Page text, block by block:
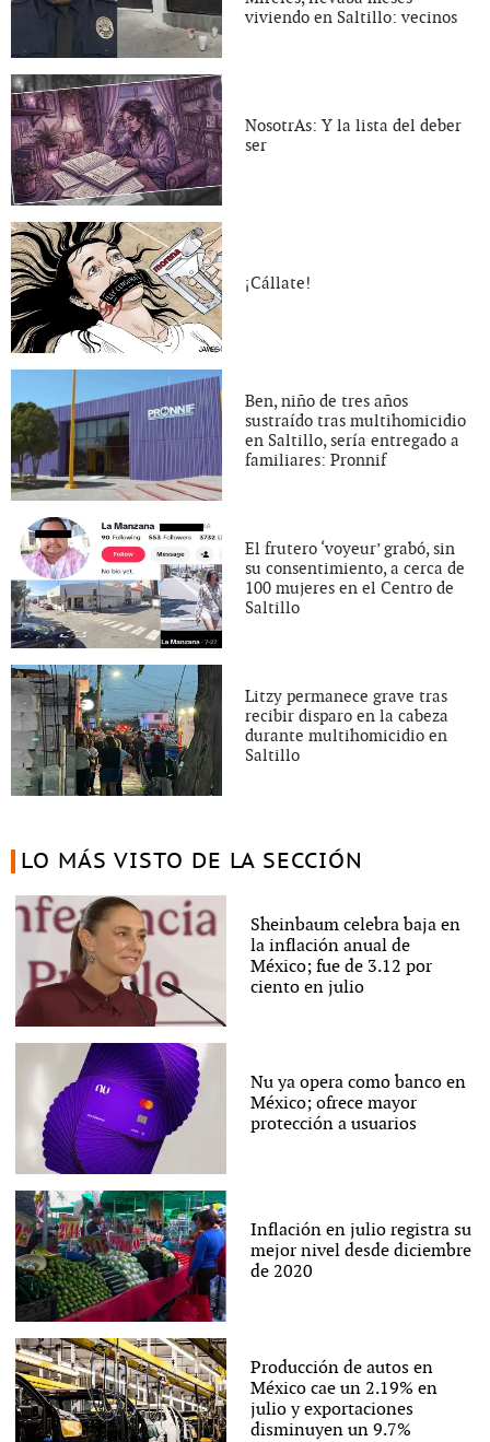
viviendo en Saltillo: vecinos
NosotrAs: Y la lista del deber
ser
¡Cállate!
Ben, niño de tres años
sustraído tras multihomicidio
en Saltillo, sería entregado a
familiares: Pronnif
El frutero ‘voyeur’ grabó, sin
su consentimiento, a cerca de
100 mujeres en el Centro de
Saltillo
Litzy permanece grave tras
recibir disparo en la cabeza
durante multihomicidio en
Saltillo
LO MÁS VISTO DE LA SECCIÓN
Sheinbaum celebra baja en
la inflación anual de
México; fue de 3.12 por
ciento en julio
Nu ya opera como banco en
México; ofrece mayor
protección a usuarios
Inflación en julio registra su
mejor nivel desde diciembre
de 2020
Producción de autos en
México cae un 2.19% en
julio y exportaciones
disminuyen un 9.7%